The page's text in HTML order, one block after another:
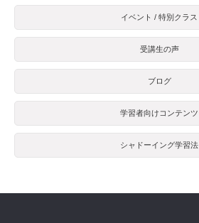
イベント / 特別クラス
受講生の声
ブログ
学習者向けコンテンツ
シャドーイング学習法